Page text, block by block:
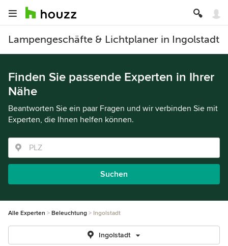
Lampengeschäfte & Lichtplaner in Ingolstadt
Finden Sie passende Experten in Ihrer
Nähe
Beantworten Sie ein paar Fragen und wir verbinden Sie mit
Experten, die Ihnen helfen können.
Suchen
Alle Experten Beleuchtung Ingolstadt
Ingolstadt